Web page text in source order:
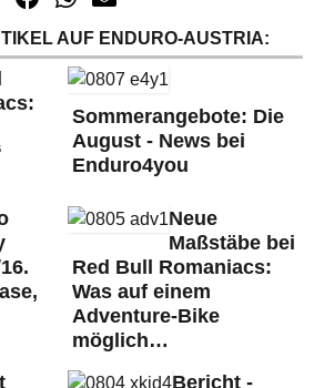
AUF ENDURO-AUSTRIA:
Sommerangebote: Die
August - News bei
Enduro4you
Neue
Maßstäbe bei
Red Bull Romaniacs:
Was auf einem
Adventure-Bike
möglich…
Bericht -